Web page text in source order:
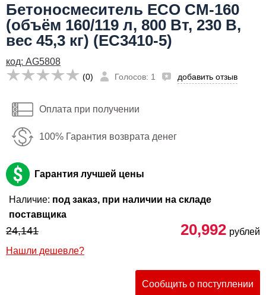
Бетоносмеситель ECO CM-160
(объём 160/119 л, 800 Вт, 230 В,
вес 45,3 кг) (EC3410-5)
код: AG5808
(0) Голосов: 1 добавить отзыв
Оплата при получении
100% Гарантия возврата денег
Гарантия лучшей цены
Наличие: под заказ, при наличии на складе
поставщика
24,141 20,992 рублей
Нашли дешевле?
Сообщить о поступлении
Имя:
Email:
Телефон*:
обработку персональных данных
Сообщить о поступлении